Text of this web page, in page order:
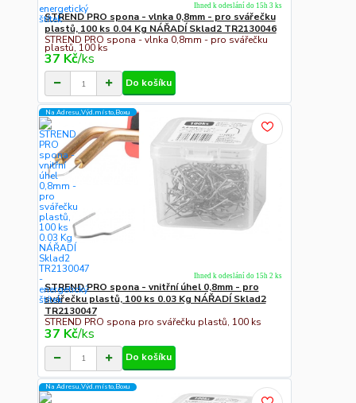
STREND PRO spona - vlnka 0,8mm - pro svářečku
plastů, 100 ks 0.04 Kg NÁŘADÍ Sklad2 TR2130046
STREND PRO spona - vlnka 0,8mm - pro svářečku
plastů, 100 ks
37 Kč/ks
Ihned k odeslání do 15h 3 ks
Do košíku
Na Adresu,Výd.místo,Boxu
STREND PRO spona - vnitřní úhel 0,8mm - pro
svářečku plastů, 100 ks 0.03 Kg NÁŘADÍ Sklad2
TR2130047
STREND PRO spona pro svářečku plastů, 100 ks
37 Kč/ks
Ihned k odeslání do 15h 2 ks
Do košíku
Na Adresu,Výd.místo,Boxu